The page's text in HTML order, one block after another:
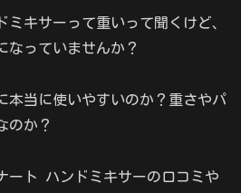
ミキサーって重いって聞くけど、
なっていませんか？
本当に使いやすいのか？重さやパ
のか？
ート ハンドミキサーの口コミや